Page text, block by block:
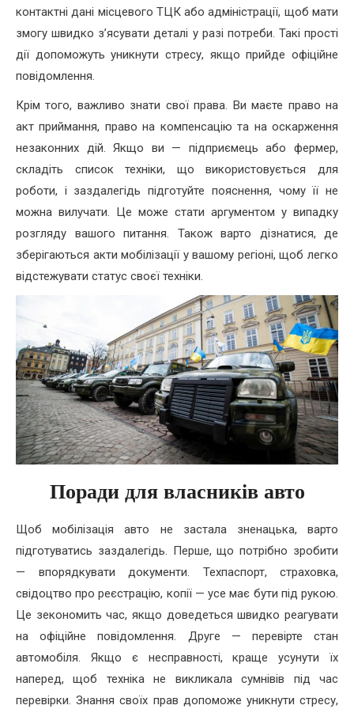
контактні дані місцевого ТЦК або адміністрації, щоб мати
змогу швидко з’ясувати деталі у разі потреби. Такі прості
дії допоможуть уникнути стресу, якщо прийде офіційне
повідомлення.
Крім того, важливо знати свої права. Ви маєте право на
акт приймання, право на компенсацію та на оскарження
незаконних дій. Якщо ви — підприємець або фермер,
складіть список техніки, що використовується для
роботи, і заздалегідь підготуйте пояснення, чому її не
можна вилучати. Це може стати аргументом у випадку
розгляду вашого питання. Також варто дізнатися, де
зберігаються акти мобілізації у вашому регіоні, щоб легко
відстежувати статус своєї техніки.
Поради для власників авто
Щоб мобілізація авто не застала зненацька, варто
підготуватись заздалегідь. Перше, що потрібно зробити
— впорядкувати документи. Техпаспорт, страховка,
свідоцтво про реєстрацію, копії — усе має бути під рукою.
Це зекономить час, якщо доведеться швидко реагувати
на офіційне повідомлення. Друге — перевірте стан
автомобіля. Якщо є несправності, краще усунути їх
наперед, щоб техніка не викликала сумнівів під час
перевірки. Знання своїх прав допоможе уникнути стресу,